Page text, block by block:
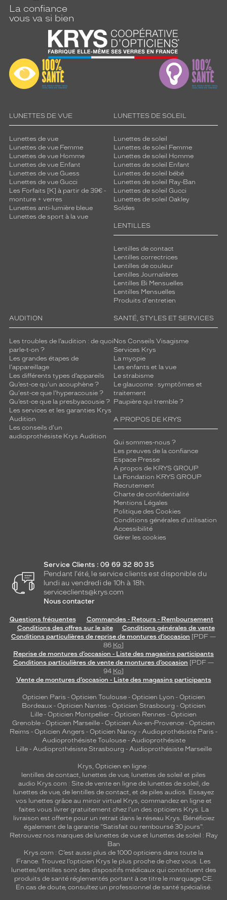
La confiance
vous va si bien
LUNETTES DE VUE
Lunettes de vue
Lunettes de vue Femme
Lunettes de vue Homme
Lunettes de vue Enfant
Lunettes de vue Guess
Lunettes de vue Gucci
Les Forfaits [K] à partir de 39€ -
monture + verres
Lunettes anti-lumière bleue
Lunettes de sport à la vue
LUNETTES DE SOLEIL
Lunettes de soleil
Lunettes de soleil Femme
Lunettes de soleil Homme
Lunettes de soleil Enfant
Lunettes de soleil bébé
Lunettes de soleil Ray-Ban
Lunettes de soleil Gucci
Lunettes de soleil Oakley
Soldes
LENTILLES
Lentilles de contact
Lentilles correctrices
Lentilles de couleur
Lentilles Journalières
Lentilles Bi Mensuelles
Lentilles Mensuelles
Produits d'entretien
AUDITION
Les troubles de l’audition : de quoi
parle-t-on ?
Les grandes étapes de
l'appareillage
Les différents types d’appareils
Qu’est-ce qu'un acouphène ?
Qu'est-ce que l'hyperacousie ?
Qu’est-ce que la presbyacousie ?
Les services et les garanties Krys
Audition
Les conseils d'un
audioprothésiste Krys Audition
SANTÉ, STYLES ET SERVICES
Nos Conseils Visagisme
Services Krys
La myopie
Les enfants et la vue
Le strabisme
Le glaucome : symptômes et
traitement
Paupière qui tremble ?
A PROPOS DE KRYS
Qui sommes-nous ?
Les preuves de la confiance
Espace Presse
A propos de KRYS GROUP
La Fondation KRYS GROUP
Recrutement
Charte de confidentialité
Mentions Légales
Politique des Cookies
Conditions générales d'utilisation
Accessibilité
Gérer les cookies
Service Clients : 09 69 32 80 35
Pendant l'été, le service clients est disponible du
lundi au vendredi de 10h à 18h.
serviceclients@krys.com
Nous contacter
Questions fréquentes
Commandes - Retours - Remboursement
Conditions des offres sur le site
Conditions générales de vente
Conditions particulières de reprise de montures d’occasion [PDF —
86 Ko]
Reprise de montures d’occasion - Liste des magasins participants
Conditions particulières de vente de montures d’occasion [PDF —
94 Ko]
Vente de montures d’occasion - Liste des magasins participants
Opticien Paris - Opticien Toulouse- Opticien Lyon - Opticien
Bordeaux- Opticien Nantes - Opticien Strasbourg - Opticien
Lille - Opticien Montpellier - Opticien Rennes - Opticien
Grenoble - Opticien Marseille - Opticien Aix-en-Provence - Opticien
Reims - Opticien Angers - Opticien Nancy - Audioprothésiste Paris -
Audioprothésiste Toulouse- Audioprothésiste
Lille- Audioprothésiste Strasbourg - Audioprothésiste Marseille
Krys, Opticien en ligne :
lentilles de contact lunettes de vue, lunettes de soleil et piles
audio Krys.com : Site de vente en ligne de lunettes de soleil, de
lunettes de vue, de lentilles de contact , et de piles audios. Essayez
vos lunettes grâce au miroir virtuel Krys, commandez en ligne et
faites vous livrer gratuitement chez l'un des opticiens Krys. La
livraison est offerte pour un retrait dans le réseau Krys. Bénéficiez
également de la garantie "Satisfait ou remboursé 30 jours".
Retrouvez nos marques de lunettes de vue et lunettes de soleil : Ray
Ban
Krys.com : C’est aussi plus de 1000 opticiens dans toute la
France. Trouvez l’opticien Krys le plus proche de chez vous . Les
lunettes/lentilles sont des dispositifs médicaux qui constituent des
produits de santé réglementés portant à ce titre le marquage CE.
En cas de doute, consultez un professionnel de santé spécialisé.